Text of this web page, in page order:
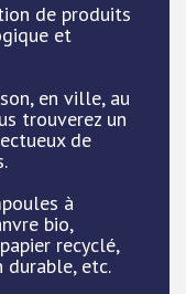
de produits
et
en ville, au
trouverez un
de
à
bio,
recyclé,
durable, etc.